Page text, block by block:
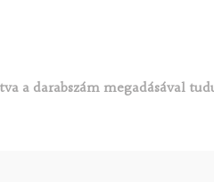
a darabszám megadásával